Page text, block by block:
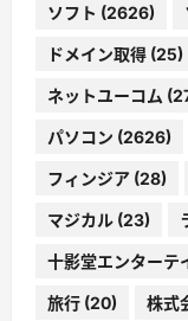
ソフト (2626)
ドメイン取得 (25)
ネットユーコム
パソコン (2626)
フィンジア (28)
マジカル (23)
十影堂エンターテ
旅行 (20) 株式